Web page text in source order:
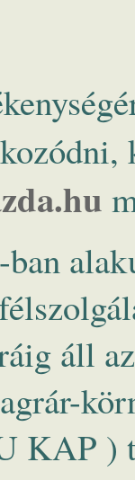
áll
KAP )